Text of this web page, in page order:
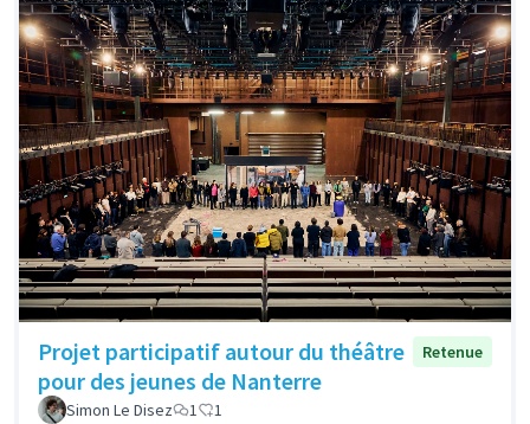
Projet participatif autour du théâtre
pour des jeunes de Nanterre
Retenue
Simon Le Disez 1 1